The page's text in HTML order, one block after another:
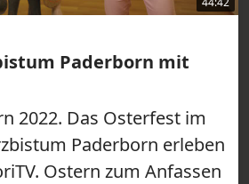
Paderborn mit
2022. Das Osterfest im
Paderborn erleben
Ostern zum Anfassen